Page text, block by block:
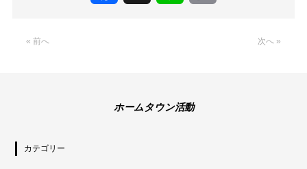
« 前へ 次へ »
ホームタウン活動
カテゴリー